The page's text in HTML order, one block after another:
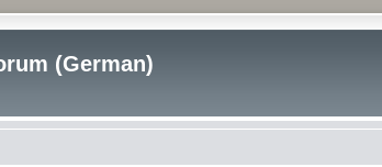
(German)